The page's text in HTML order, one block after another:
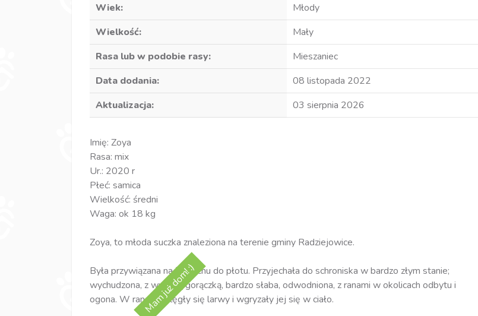
Wiek:
Młody
Wielkość:
Mały
Rasa lub w podobie rasy:
Mieszaniec
Data dodania:
08 listopada 2022
Aktualizacja:
03 sierpnia 2026
Mam już dom! :)
Imię: Zoya
Rasa: mix
Ur.: 2020 r
Płeć: samica
Wielkość: średni
Waga: ok 18 kg
Zoya, to młoda suczka znaleziona na terenie gminy Radziejowice.
Była przywiązana na łańcuchu do płotu. Przyjechała do schroniska w bardzo złym stanie;
wychudzona, z wysoką gorączką, bardzo słaba, odwodniona, z ranami w okolicach odbytu i
ogona. W ranach zalęgły się larwy i wgryzały jej się w ciało.